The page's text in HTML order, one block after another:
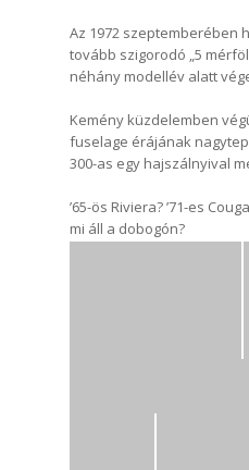
Az 1972 szeptemberében
tovább szigorodó „5
néhány modellév alatt
Kemény küzdelemben
fuselage érájának
300-as egy hajszálnyival
’65-ös Riviera? ’71-es
mi áll a dobogón?